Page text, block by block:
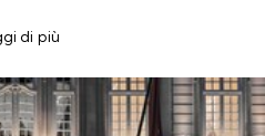
di più